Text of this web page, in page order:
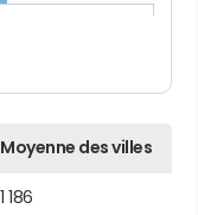
Moyenne des villes
1 186